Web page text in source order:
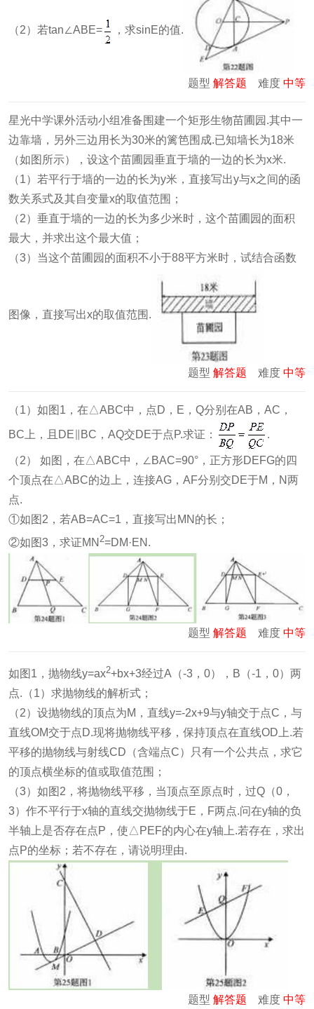
（2）若tan∠ABE= ，求sinE的值.
题型 解答题 难度 中等
星光中学课外活动小组准备围建一个矩形生物苗圃园.其中一
边靠墙，另外三边用长为30米的篱笆围成.已知墙长为18米
（如图所示），设这个苗圃园垂直于墙的一边的长为x米.
（1）若平行于墙的一边的长为y米，直接写出y与x之间的函
数关系式及其自变量x的取值范围；
（2）垂直于墙的一边的长为多少米时，这个苗圃园的面积
最大，并求出这个最大值；
（3）当这个苗圃园的面积不小于88平方米时，试结合函数
图像，直接写出x的取值范围.
题型 解答题 难度 中等
（1）如图1，在△ABC中，点D，E，Q分别在AB，AC，
BC上，且DE∥BC，AQ交DE于点P.求证： .
（2） 如图，在△ABC中，∠BAC=90°，正方形DEFG的四
个顶点在△ABC的边上，连接AG，AF分别交DE于M，N两
点.
①如图2，若AB=AC=1，直接写出MN的长；
②如图3，求证MN 2=DM·EN.
题型 解答题 难度 中等
如图1，抛物线y=ax2+bx+3经过A（-3，0），B（-1，0）两
点.（1）求抛物线的解析式；
（2）设抛物线的顶点为M，直线y=-2x+9与y轴交于点C，与
直线OM交于点D.现将抛物线平移，保持顶点在直线OD上.若
平移的抛物线与射线CD（含端点C）只有一个公共点，求它
的顶点横坐标的值或取值范围；
（3）如图2，将抛物线平移，当顶点至原点时，过Q（0，
3）作不平行于x轴的直线交抛物线于E，F两点.问在y轴的负
半轴上是否存在点P，使△PEF的内心在y轴上.若存在，求出
点P的坐标；若不存在，请说明理由.
题型 解答题 难度 中等